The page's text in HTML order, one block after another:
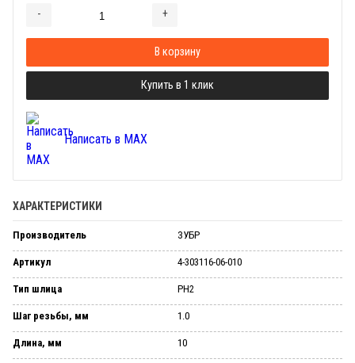
- +
В корзину
Купить в 1 клик
Написать в MAX
ХАРАКТЕРИСТИКИ
Производитель ЗУБР
Артикул 4-303116-06-010
Тип шлица PH2
Шаг резьбы, мм 1.0
Длина, мм 10